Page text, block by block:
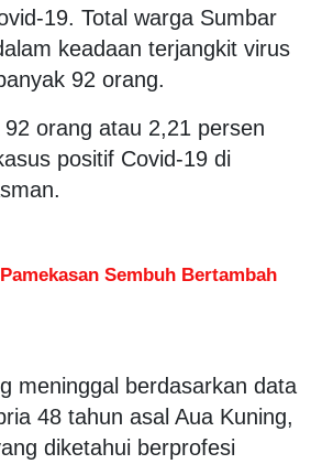
19. Total warga Sumbar
keadaan terjangkit virus
92 orang.
orang atau 2,21 persen
positif Covid-19 di
Sembuh Bertambah
meninggal berdasarkan data
48 tahun asal Aua Kuning,
diketahui berprofesi